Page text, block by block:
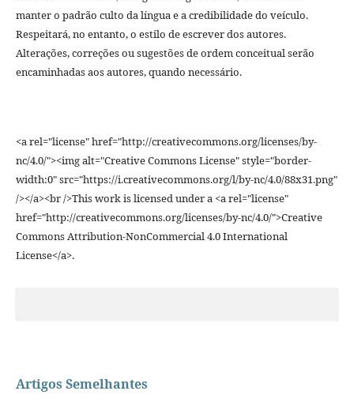
manter o padrão culto da língua e a credibilidade do veículo.
Respeitará, no entanto, o estilo de escrever dos autores.
Alterações, correções ou sugestões de ordem conceitual serão
encaminhadas aos autores, quando necessário.
<a rel="license" href="http://creativecommons.org/licenses/by-
nc/4.0/"><img alt="Creative Commons License" style="border-
width:0" src="https://i.creativecommons.org/l/by-nc/4.0/88x31.png"
/></a><br />This work is licensed under a <a rel="license"
href="http://creativecommons.org/licenses/by-nc/4.0/">Creative
Commons Attribution-NonCommercial 4.0 International
License</a>.
Artigos Semelhantes